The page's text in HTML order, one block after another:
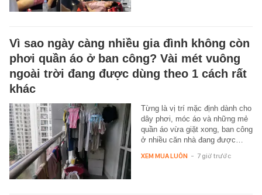
Vì sao ngày càng nhiều gia đình không còn
phơi quần áo ở ban công? Vài mét vuông
ngoài trời đang được dùng theo 1 cách rất
khác
Từng là vị trí mặc định dành cho
dây phơi, móc áo và những mẻ
quần áo vừa giặt xong, ban công
ở nhiều căn nhà đang được…
XEM MUA LUÔN - 7 giờ trước